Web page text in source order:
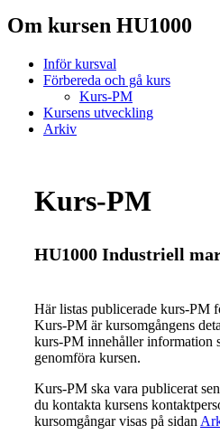
Om kursen HU1000
Inför kursval
Förbereda och gå kurs
Kurs-PM
Kursens utveckling
Arkiv
Kurs-PM
HU1000 Industriell
Här listas publicerade kurs-PM
Kurs-PM är kursomgångens
kurs-PM innehåller information
genomföra kursen.
Kurs-PM ska vara publicerat
du kontakta kursens
kursomgångar visas på sidan